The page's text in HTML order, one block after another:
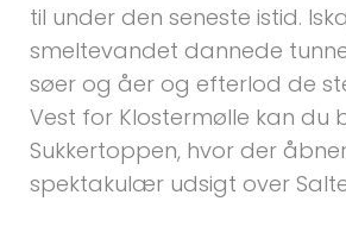
til under den seneste istid.
smeltevandet dannede
søer og åer og efterlod de
Vest for Klostermølle kan du
Sukkertoppen, hvor der
spektakulær udsigt over